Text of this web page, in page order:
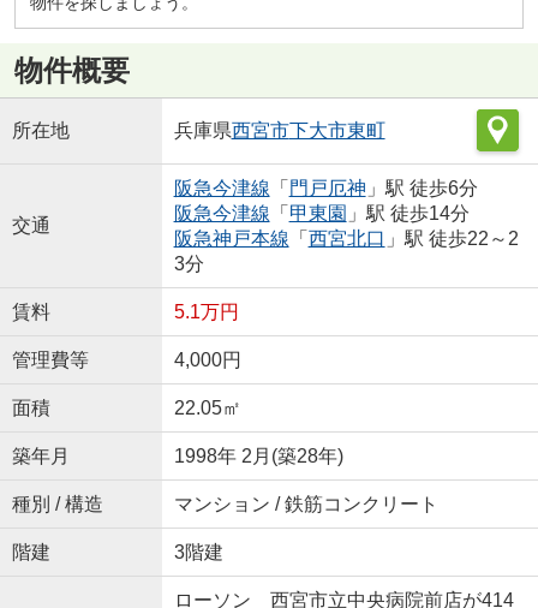
物件概要
所在地 兵庫県西宮市下大市東町
交通
阪急今津線 「 門戸厄神 」駅 徒歩6分
阪急今津線 「 甲東園 」駅 徒歩14分
阪急神戸本線 「 西宮北口 」駅 徒歩22～2
3分
賃料 5.1万円
管理費等 4,000円
面積 22.05㎡
築年月 1998年 2月(築28年)
種別 / 構造 マンション / 鉄筋コンクリート
階建 3階建
ローソン 西宮市立中央病院前店が414